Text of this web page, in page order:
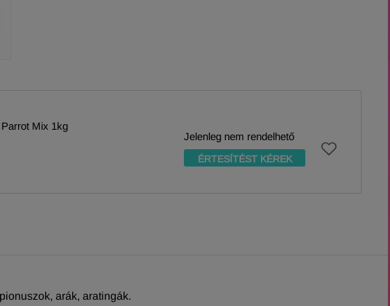
Mix 1kg
Jelenleg nem rendelhető
ÉRTESÍTÉST KÉREK
arák, aratingák.